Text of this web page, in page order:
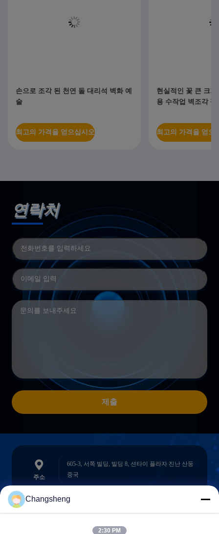
손으로 조각 된 천연 돌 대리석 벽화 예
술
최고의 가격을 얻으십시오
현실적인 꽃 큰 크
용 수작업 벽조각
최고의 가격을 얻으
연락처
제출
주소
605-3, 서쪽 빌딩, 빌딩 8, 션타이 플라자 진난 산둥
중국
roger@decorationsculpture.com
Changsheng
2:30 PM